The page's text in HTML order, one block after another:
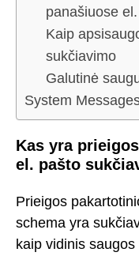
panašiuose
Kaip
sukčiavimo
Galutinė
System
Kas yra
el. pašto
Prieigos
schema yra
kaip vidinis